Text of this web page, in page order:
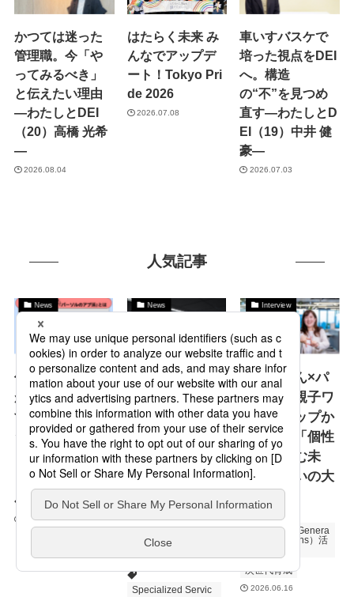
かつては迷った
管理職。今「や
ってみるべき」
と伝えたい理由
―わたしとDEI
（20）高橋 光希
―
2026.08.04
はたらく未来 み
んなでアップデ
ート！Tokyo Pri
de 2026
2026.07.08
車いすバスケで
培った視点をDEI
へ。構造
の“不”を見つめ
直す―わたしとD
EI（19）中井 健
豪―
2026.07.03
人気記事
News
仲間との対話
が、自分を動か
す。社内ワーク
ショップ「パー
ソルのアプ活」
とは
人材育成 研修
2026.06.17
News
ようこそ新社会
人。君が選んだ
場所は 君が思
っているよりも
ずっと 素晴ら
しい場所だ。～
んへ贈るパーソ
ルからのメッセ
ージ
Specialized Servic
Interview
誠お兄さん×パ
ーソルの親子ワ
ークショップか
ら見えた「個性
を彩り育む未
来」と互いの大
FR（Future Genera
tions Relations）活
次世代育成
2026.06.16